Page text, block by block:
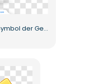
Corporate Handshake Symbol der Geschäftsvereinbarung Kostenlose PNG